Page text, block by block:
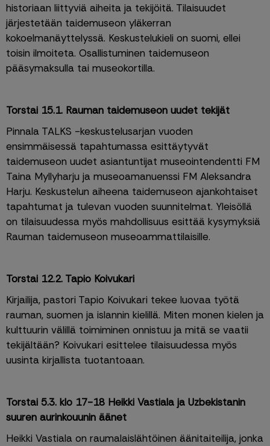
historiaan liittyviä aiheita ja tekijöitä. Tilaisuudet
järjestetään taidemuseon yläkerran
kokoelmanäyttelyssä. Keskustelukieli on suomi, ellei
toisin ilmoiteta. Osallistuminen taidemuseon
pääsymaksulla tai museokortilla.
Torstai 15.1. Rauman taidemuseon uudet tekijät
Pinnala TALKS -keskustelusarjan vuoden
ensimmäisessä tapahtumassa esittäytyvät
taidemuseon uudet asiantuntijat museointendentti FM
Taina Myllyharju ja museoamanuenssi FM Aleksandra
Harju. Keskustelun aiheena taidemuseon ajankohtaiset
tapahtumat ja tulevan vuoden suunnitelmat. Yleisöllä
on tilaisuudessa myös mahdollisuus esittää kysymyksiä
Rauman taidemuseon museoammattilaisille.
Torstai 12.2. Tapio Koivukari
Kirjailija, pastori Tapio Koivukari tekee luovaa työtä
rauman, suomen ja islannin kielillä. Miten monen kielen ja
kulttuurin välillä toimiminen onnistuu ja mitä se vaatii
tekijältään? Koivukari esittelee tilaisuudessa myös
uusinta kirjallista tuotantoaan.
Torstai 5.3. klo 17-18 Heikki Vastiala ja Uzbekistanin
suuren aurinkouunin äänet
Heikki Vastiala on raumalaislähtöinen äänitaiteilija, jonka